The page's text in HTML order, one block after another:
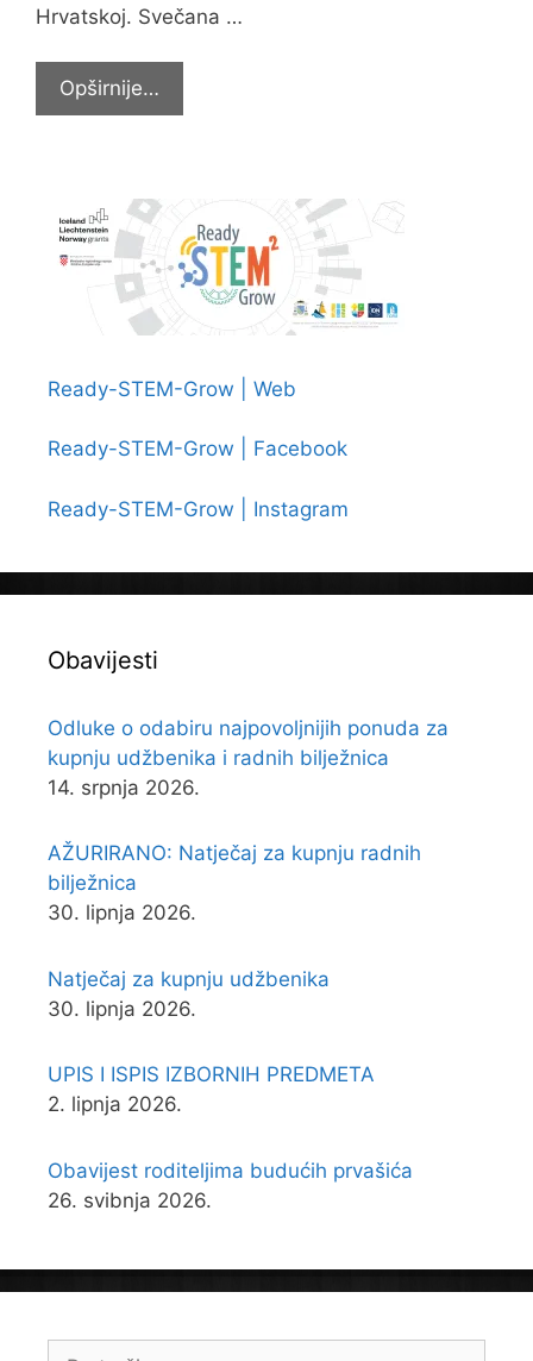
Hrvatskoj. Svečana …
Opširnije…
Anita
najboljima
Hrvatskoj
Ready-STEM-Grow | Web
Ready-STEM-Grow | Facebook
Ready-STEM-Grow | Instagram
Obavijesti
Odluke o odabiru najpovoljnijih ponuda za
kupnju udžbenika i radnih bilježnica
14. srpnja 2026.
AŽURIRANO: Natječaj za kupnju radnih
bilježnica
30. lipnja 2026.
Natječaj za kupnju udžbenika
30. lipnja 2026.
UPIS I ISPIS IZBORNIH PREDMETA
2. lipnja 2026.
Obavijest roditeljima budućih prvašića
26. svibnja 2026.